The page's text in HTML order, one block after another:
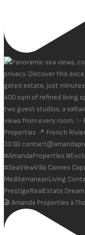
🎬 Amanda Properties à